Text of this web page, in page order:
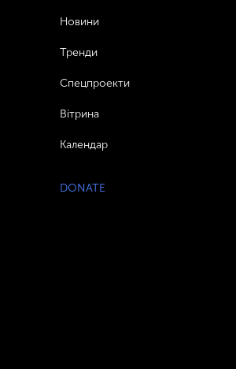
Новини
Тренди
Спецпроекти
Вітрина
Календар
DONATE